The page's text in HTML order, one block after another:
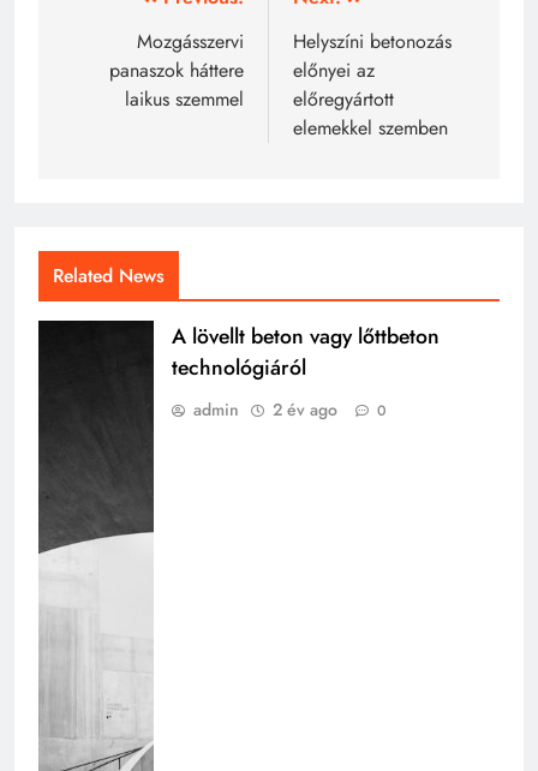
navigációMozgásszervi
panaszok háttere
laikus szemmel
Helyszíni betonozás
előnyei az
előregyártott
elemekkel szemben
Related News
A lövellt beton vagy lőttbeton
technológiáról
admin 2 év ago 0